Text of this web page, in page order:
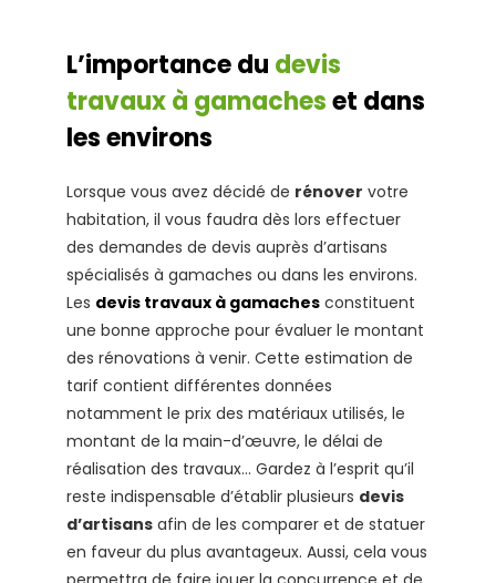
L’importance du devis
travaux à gamacheset dans
les environs
Lorsque vous avez décidé de rénover votre
habitation, il vous faudra dès lors effectuer
des demandes de devis auprès d’artisans
spécialisés à gamaches ou dans les environs.
Les devis travaux à gamaches constituent
une bonne approche pour évaluer le montant
des rénovations à venir. Cette estimation de
tarif contient différentes données
notamment le prix des matériaux utilisés, le
montant de la main-d’œuvre, le délai de
réalisation des travaux… Gardez à l’esprit qu’il
reste indispensable d’établir plusieurs devis
d’artisans afin de les comparer et de statuer
en faveur du plus avantageux. Aussi, cela vous